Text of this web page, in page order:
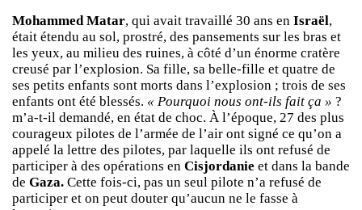
Mohammed Matar, qui avait travaillé 30 ans en Israël,
était étendu au sol, prostré, des pansements sur les bras et
les yeux, au milieu des ruines, à côté d’un énorme cratère
creusé par l’explosion. Sa fille, sa belle-fille et quatre de
ses petits enfants sont morts dans l’explosion ; trois de ses
enfants ont été blessés. « Pourquoi nous ont-ils fait ça » ?
m’a-t-il demandé, en état de choc. À l’époque, 27 des plus
courageux pilotes de l’armée de l’air ont signé ce qu’on a
appelé la lettre des pilotes, par laquelle ils ont refusé de
participer à des opérations en Cisjordanie et dans la bande
de Gaza. Cette fois-ci, pas un seul pilote n’a refusé de
participer et on peut douter qu’aucun ne le fasse à